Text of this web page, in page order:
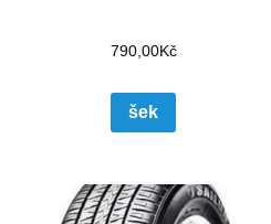
790,00Kč
šek